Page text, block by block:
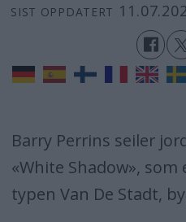
SIST OPPDATERT
Barry Perrins seiler
«White Shadow»,
typen Van De Stadt,